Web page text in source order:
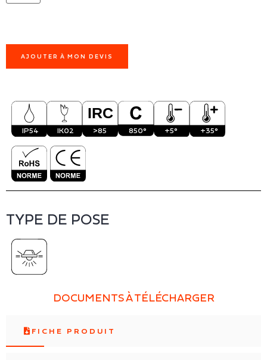
AJOUTER À MON DEVIS
IP54 IK02 >85 850° +5° +35°
TYPE DE POSE
DOCUMENTS À TÉLÉCHARGER
FICHE PRODUIT